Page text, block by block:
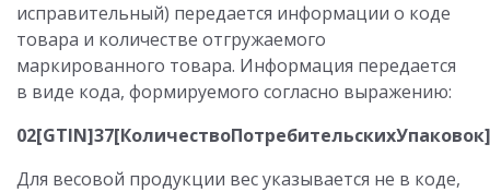
исправительный) передается информации о коде
товара и количестве отгружаемого
маркированного товара. Информация передается
в виде кода, формируемого согласно выражению:
02[GTIN]37[КоличествоПотребительскихУпаковок]
Для весовой продукции вес указывается не в коде,